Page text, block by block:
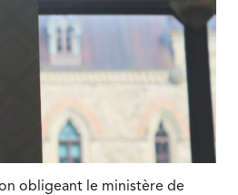
obligeant le ministère de